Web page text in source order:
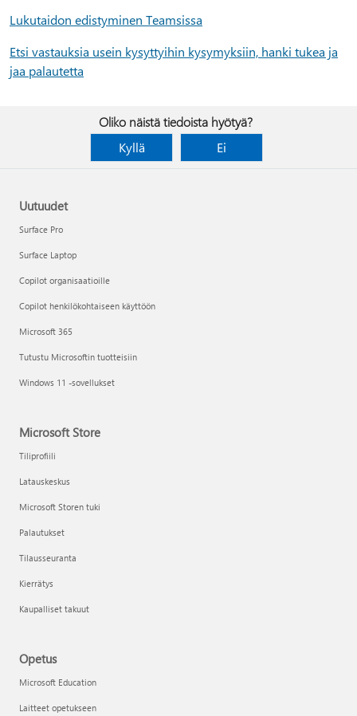
Lukutaidon edistyminen Teamsissa
Etsi vastauksia usein kysyttyihin kysymyksiin, hanki tukea ja
jaa palautetta
Oliko näistä tiedoista hyötyä?
Kyllä
Ei
Uutuudet
Surface Pro
Surface Laptop
Copilot organisaatioille
Copilot henkilökohtaiseen käyttöön
Microsoft 365
Tutustu Microsoftin tuotteisiin
Windows 11 -sovellukset
Microsoft Store
Tiliprofiili
Latauskeskus
Microsoft Storen tuki
Palautukset
Tilausseuranta
Kierrätys
Kaupalliset takuut
Opetus
Microsoft Education
Laitteet opetukseen